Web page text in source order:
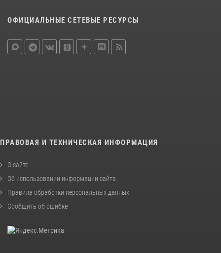
ОФИЦИАЛЬНЫЕ СЕТЕВЫЕ РЕСУРСЫ
ПРАВОВАЯ И ТЕХНИЧЕСКАЯ ИНФОРМАЦИЯ
О сайте
Об использовании информации сайта
Правила обработки персональных данных
Сообщить об ошибке